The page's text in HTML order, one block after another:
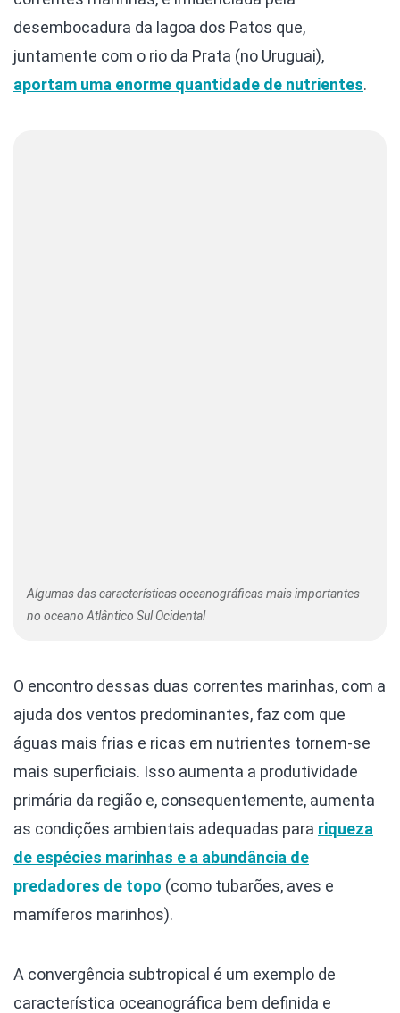
desembocadura da lagoa dos Patos que,
juntamente com o rio da Prata (no Uruguai),
aportam uma enorme quantidade de nutrientes.
Algumas das características oceanográficas mais importantes
no oceano Atlântico Sul Ocidental
O encontro dessas duas correntes marinhas, com a
ajuda dos ventos predominantes, faz com que
águas mais frias e ricas em nutrientes tornem-se
mais superficiais. Isso aumenta a produtividade
primária da região e, consequentemente, aumenta
as condições ambientais adequadas para riqueza
de espécies marinhas e a abundância de
predadores de topo (como tubarões, aves e
mamíferos marinhos).
A convergência subtropical é um exemplo de
característica oceanográfica bem definida e